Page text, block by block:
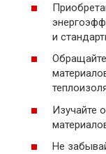
и
Изучайте
Не